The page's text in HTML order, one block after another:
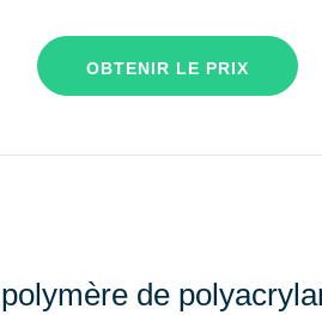
OBTENIR LE PRIX
polymère de